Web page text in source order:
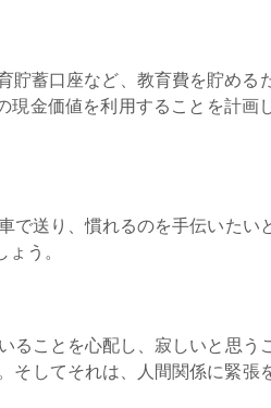
貯蓄口座など、教育費を貯める
現金価値を利用することを計画
で送り、慣れるのを手伝いたい
う。
ことを心配し、寂しいと思う
そしてそれは、人間関係に緊張